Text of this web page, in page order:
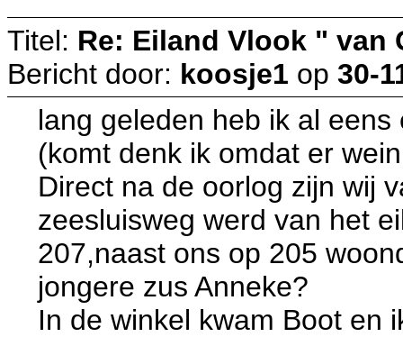
Titel: Re: Eiland Vlook " van
Bericht door: koosje1 op 30-
lang geleden heb ik al
(komt denk ik omdat er
Direct na de oorlog zijn wij
zeesluisweg werd van het
207,naast ons op 205
jongere zus Anneke?
In de winkel kwam Boot en